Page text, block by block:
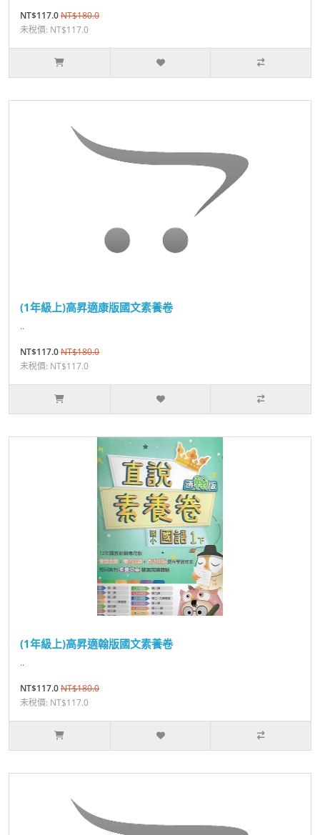
NT$117.0NT$180.0
未稅價: NT$117.0
(1年級上)高昇適康版國文素養卷
..
NT$117.0NT$180.0
未稅價: NT$117.0
(1年級上)高昇適翰版國文素養卷
..
NT$117.0NT$180.0
未稅價: NT$117.0